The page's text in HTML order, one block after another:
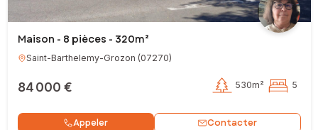
Maison - 8 pièces - 320m²
Saint-Barthelemy-Grozon (07270)
84 000 € 530m² 5
Appeler Contacter